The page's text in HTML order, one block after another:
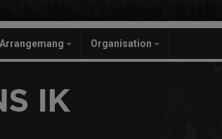
Arrangemang Organisation
IK